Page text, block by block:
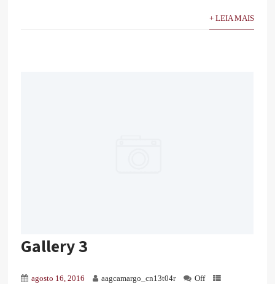
+ LEIA MAIS
Gallery 3
agosto 16, 2016 aagcamargo_cn13t04r Off